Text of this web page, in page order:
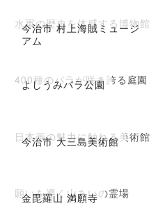
今治市 村上海賊ミュージ
アム
水軍の歴史を体感する博物館
よしうみバラ公園
400種のバラが咲き誇る庭園
今治市 大三島美術館
日本画の魅力に触れる美術館
金毘羅山 満願寺
願いを導く山あいの霊場